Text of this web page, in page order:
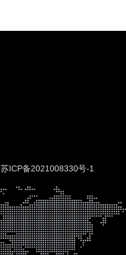
苏ICP备2021008330号-1